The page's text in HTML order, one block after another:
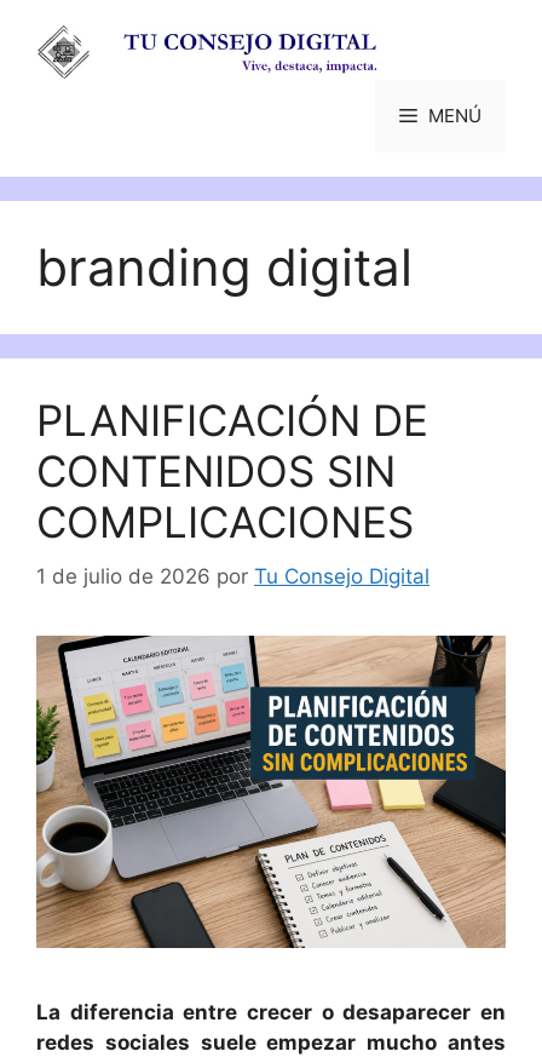
contenido
MENÚ
branding digital
PLANIFICACIÓN DE
CONTENIDOS SIN
COMPLICACIONES
1 de julio de 2026 por Tu Consejo Digital
La diferencia entre crecer o desaparecer en
redes sociales suele empezar mucho antes